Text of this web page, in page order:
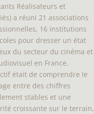
Réalisateurs et
a réuni 21 associations
16 institutions
pour dresser un état
du secteur du cinéma et
en France.
était de comprendre le
entre des chiffres
stables et une
croissante sur le terrain,